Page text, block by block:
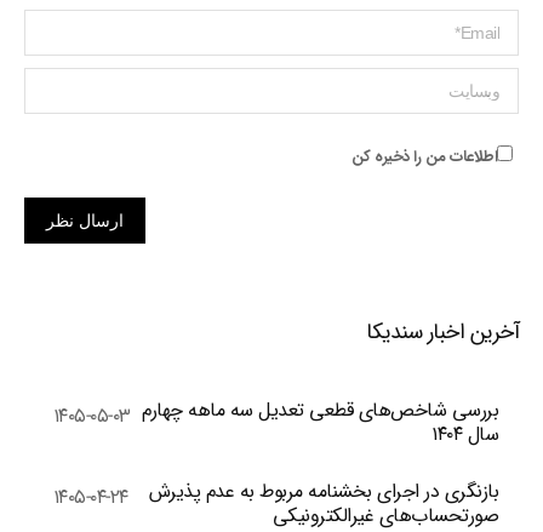
ایمیل *
وبسایت
اطلاعات من را ذخیره کن
ارسال نظر
آخرین اخبار سندیکا
بررسی شاخص‌های قطعی تعدیل سه ماهه چهارم
سال ۱۴۰۴
۱۴۰۵-۰۵-۰۳
بازنگری در اجرای بخشنامه مربوط به عدم پذیرش
صورتحساب‌های غیرالکترونیکی
۱۴۰۵-۰۴-۲۴